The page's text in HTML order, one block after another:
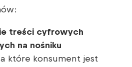
treści cyfrowych
na nośniku
które konsument jest